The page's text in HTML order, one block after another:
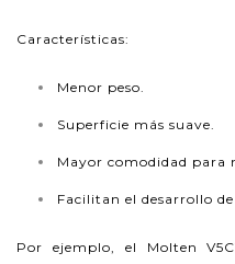
Características:
Menor peso.
Superficie más suave.
Mayor comodidad para
Facilitan el desarrollo
Por ejemplo, el Molten